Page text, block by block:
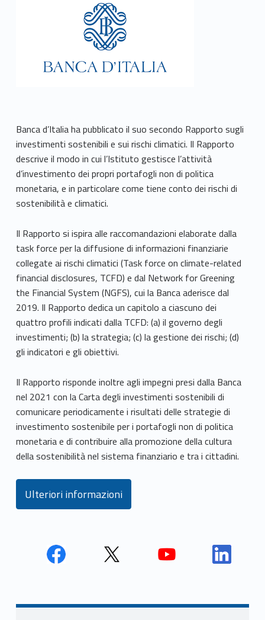
Banca d’Italia ha pubblicato il suo secondo Rapporto sugli
investimenti sostenibili e sui rischi climatici. Il Rapporto
descrive il modo in cui l’Istituto gestisce l’attività
d’investimento dei propri portafogli non di politica
monetaria, e in particolare come tiene conto dei rischi di
sostenibilità e climatici.
Il Rapporto si ispira alle raccomandazioni elaborate dalla
task force per la diffusione di informazioni finanziarie
collegate ai rischi climatici (Task force on climate-related
financial disclosures, TCFD) e dal Network for Greening
the Financial System (NGFS), cui la Banca aderisce dal
2019. Il Rapporto dedica un capitolo a ciascuno dei
quattro profili indicati dalla TCFD: (a) il governo degli
investimenti; (b) la strategia; (c) la gestione dei rischi; (d)
gli indicatori e gli obiettivi.
Il Rapporto risponde inoltre agli impegni presi dalla Banca
nel 2021 con la Carta degli investimenti sostenibili di
comunicare periodicamente i risultati delle strategie di
investimento sostenibile per i portafogli non di politica
monetaria e di contribuire alla promozione della cultura
della sostenibilità nel sistema finanziario e tra i cittadini.
Ulteriori informazioni
Unio
Unio
Unio
Unio
Navigazione articoli